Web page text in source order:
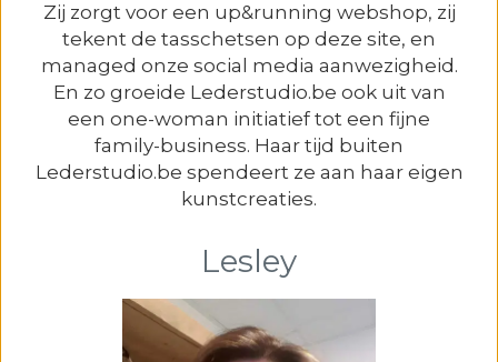
Zij zorgt voor een up&running webshop, zij
tekent de tasschetsen op deze site, en
managed onze social media aanwezigheid.
En zo groeide Lederstudio.be ook uit van
een one-woman initiatief tot een fijne
family-business. Haar tijd buiten
Lederstudio.be spendeert ze aan haar eigen
kunstcreaties.
Lesley